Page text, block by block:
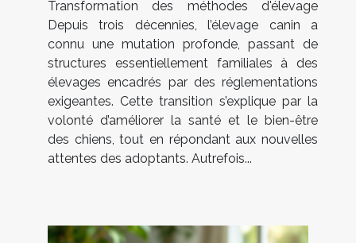
Transformation des méthodes d'élevage
Depuis trois décennies, l’élevage canin a
connu une mutation profonde, passant de
structures essentiellement familiales à des
élevages encadrés par des réglementations
exigeantes. Cette transition s’explique par la
volonté d’améliorer la santé et le bien-être
des chiens, tout en répondant aux nouvelles
attentes des adoptants. Autrefois...